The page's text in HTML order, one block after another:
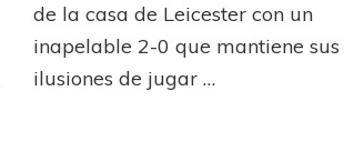
de la casa de Leicester con un
inapelable 2-0 que mantiene sus
ilusiones de jugar …